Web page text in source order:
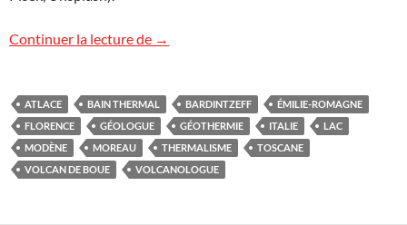
Continuer la lecture de Voyage géologique exceptionnel en Italie
→
ATLACE BAIN THERMAL BARDINTZEFF
ÉMILIE-ROMAGNE
FLORENCE
GÉOLOGUE GÉOTHERMIE ITALIE
LAC
MODÈNE
MOREAU THERMALISME
TOSCANE
VOLCAN DE BOUE
VOLCANOLOGUE